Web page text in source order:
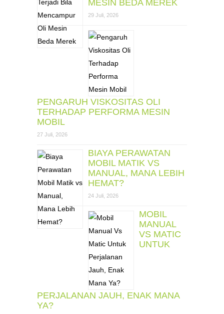
MESIN BEDA MEREK
29 Juli, 2026
PENGARUH VISKOSITAS OLI
TERHADAP PERFORMA MESIN
MOBIL
27 Juli, 2026
BIAYA PERAWATAN
MOBIL MATIK VS
MANUAL, MANA LEBIH
HEMAT?
24 Juli, 2026
MOBIL
MANUAL
VS MATIC
UNTUK
PERJALANAN JAUH, ENAK MANA
YA?